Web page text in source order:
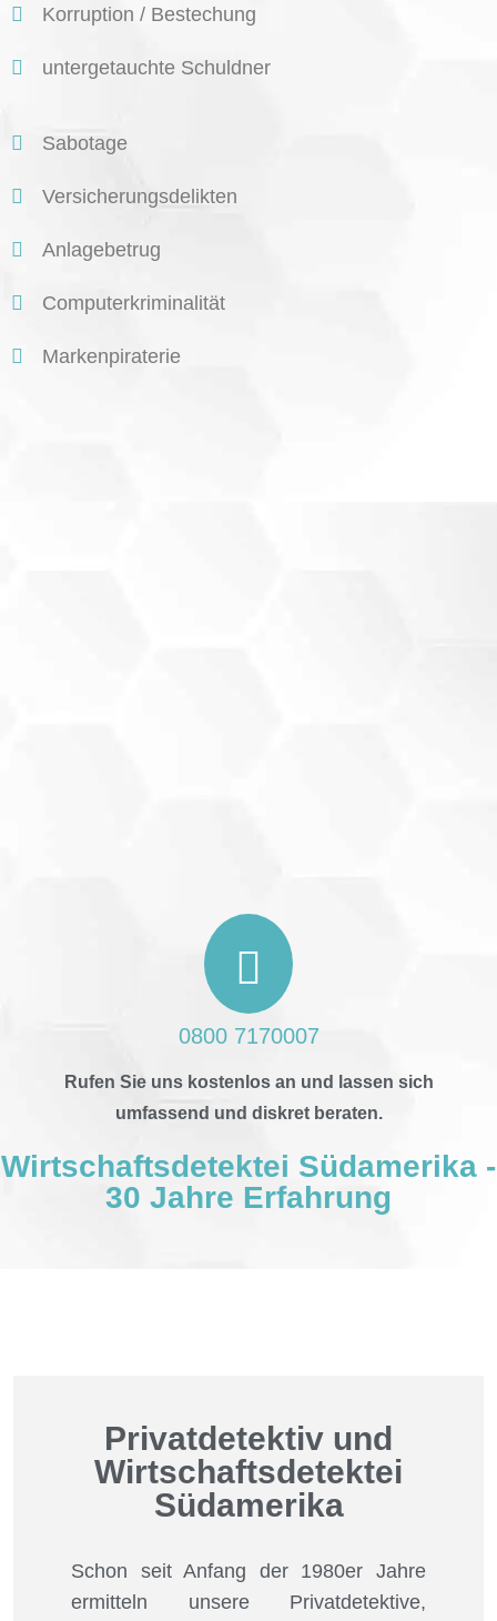
Korruption / Bestechung
untergetauchte Schuldner
Sabotage
Versicherungsdelikten
Anlagebetrug
Computerkriminalität
Markenpiraterie
0800 7170007
Rufen Sie uns kostenlos an und lassen sich
umfassend und diskret beraten.
Wirtschaftsdetektei Südamerika -
30 Jahre Erfahrung
Privatdetektiv und
Wirtschaftsdetektei
Südamerika
Schon seit Anfang der 1980er Jahre
ermitteln unsere Privatdetektive,